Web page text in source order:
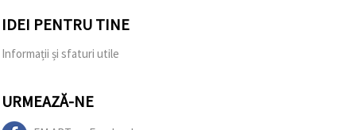
IDEI PENTRU TINE
Informații și sfaturi utile
URMEAZĂ-NE